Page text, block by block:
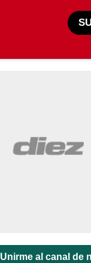
Unirme al canal de